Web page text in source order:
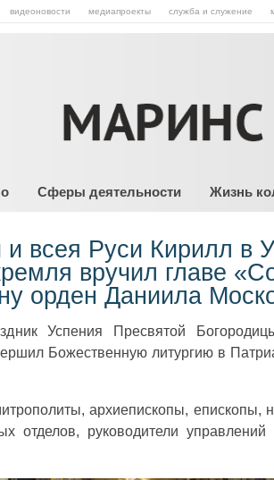
видеоновости медиапроекты служба и служение
Сферы деятельности Жизнь
и всея Руси Кирилл в
вручил главе
орден Даниила
Успения Пресвятой
Божественную литургию в
архиепископы, епископы,
отделов, руководители управлений